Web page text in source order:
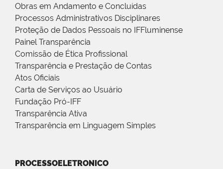
Obras em Andamento e Concluídas
Processos Administrativos Disciplinares
Proteção de Dados Pessoais no IFFluminense
Painel Transparência
Comissão de Ética Profissional
Transparência e Prestação de Contas
Atos Oficiais
Carta de Serviços ao Usuário
Fundação Pró-IFF
Transparência Ativa
Transparência em Linguagem Simples
PROCESSOELETRONICO